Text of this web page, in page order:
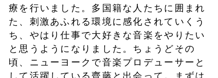
療を行いました。多国籍な人たちに囲まれ
た、刺激あふれる環境に感化されていくう
ち、やはり仕事で大好きな音楽をやりたい
と思うようになりました。ちょうどその
頃、ニューヨークで音楽プロデューサーと
して活躍している齊藤と出会って。まずは